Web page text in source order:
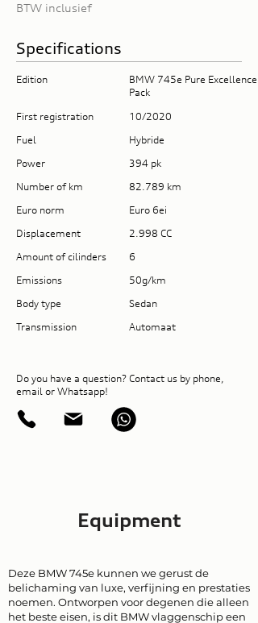
BTW inclusief
Specifications
Edition
BMW 745e Pure Excellence
Pack
First registration
10/2020
Fuel
Hybride
Power
394 pk
Number of km
82.789 km
Euro norm
Euro 6ei
Displacement
2.998 CC
Amount of cilinders
6
Emissions
50g/km
Body type
Sedan
Transmission
Automaat
Do you have a question? Contact us by phone,
email or Whatsapp!
Equipment
Deze BMW 745e kunnen we gerust de
belichaming van luxe, verfijning en prestaties
noemen. Ontworpen voor degenen die alleen
het beste eisen, is dit BMW vlaggenschip een